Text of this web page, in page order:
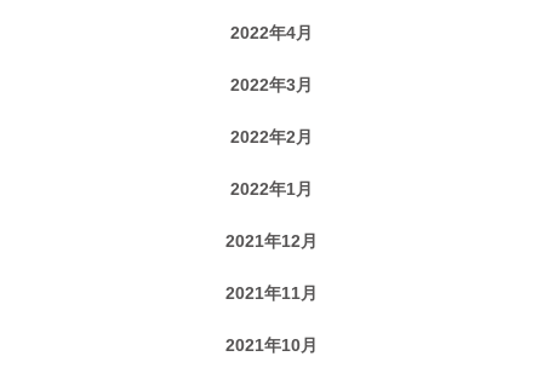
2022年4月
2022年3月
2022年2月
2022年1月
2021年12月
2021年11月
2021年10月